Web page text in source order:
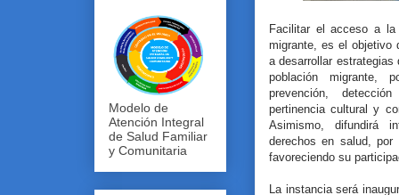
Facilitar el acceso a la
migrante, es el objetivo
a desarrollar
población migrante,
prevención,
pertinencia cultural y
Asimismo, difundirá
derechos en salud, por
favoreciendo su
La instancia será
Modelo de
Atención Integral
de Salud Familiar
y Comunitaria